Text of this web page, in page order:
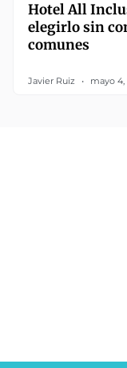
Hotel All
elegirlo sin
comunes
Javier Ruiz mayo 4,